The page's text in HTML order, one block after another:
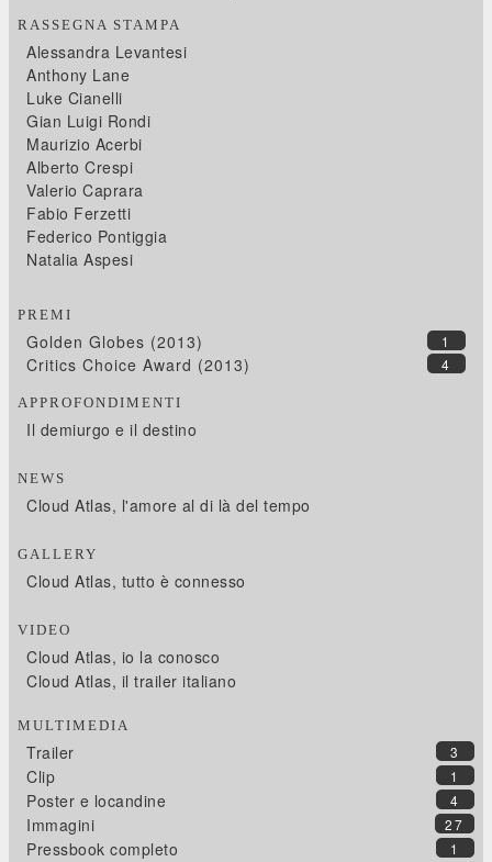
RASSEGNA STAMPA
Alessandra Levantesi
Anthony Lane
Luke Cianelli
Gian Luigi Rondi
Maurizio Acerbi
Alberto Crespi
Valerio Caprara
Fabio Ferzetti
Federico Pontiggia
Natalia Aspesi
PREMI
1
Golden Globes (2013)
4
Critics Choice Award (2013)
APPROFONDIMENTI
Il demiurgo e il destino
NEWS
Cloud Atlas, l'amore al di là del tempo
GALLERY
Cloud Atlas, tutto è connesso
VIDEO
Cloud Atlas, io la conosco
Cloud Atlas, il trailer italiano
MULTIMEDIA
3
Trailer
1
Clip
4
Poster e locandine
27
Immagini
1
Pressbook completo